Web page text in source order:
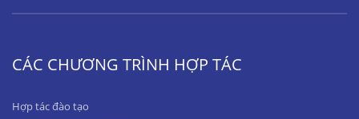
CÁC CHƯƠNG TRÌNH HỢP TÁC
Hợp tác đào tạo